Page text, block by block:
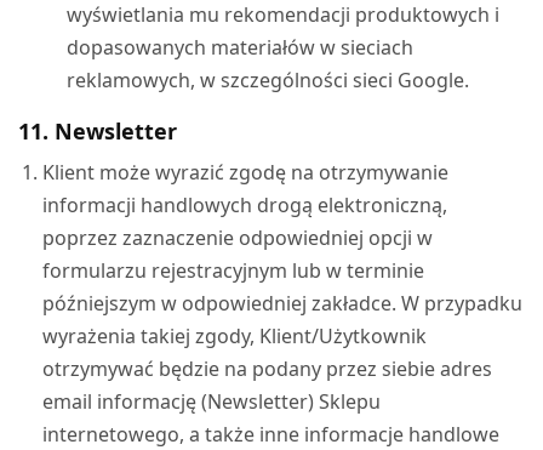
wyświetlania mu rekomendacji produktowych i
dopasowanych materiałów w sieciach
reklamowych, w szczególności sieci Google.
11. Newsletter
Klient może wyrazić zgodę na otrzymywanie
informacji handlowych drogą elektroniczną,
poprzez zaznaczenie odpowiedniej opcji w
formularzu rejestracyjnym lub w terminie
późniejszym w odpowiedniej zakładce. W przypadku
wyrażenia takiej zgody, Klient/Użytkownik
otrzymywać będzie na podany przez siebie adres
email informację (Newsletter) Sklepu
internetowego, a także inne informacje handlowe